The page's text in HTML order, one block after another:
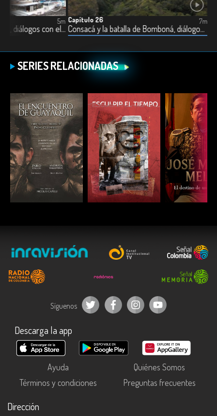
La gastronomía de Nariño, diálogos con el sur de Colombia
5m Capítulo 26
Consacá y la batalla de Bomboná, diálogos con el sur de Colombia
7m
SERIES RELACIONADAS
ESCUCHAR ESCUCHAR
Síguenos
Descarga la app
Ayuda
Quiénes Somos
Términos y condiciones
Preguntas frecuentes
Dirección